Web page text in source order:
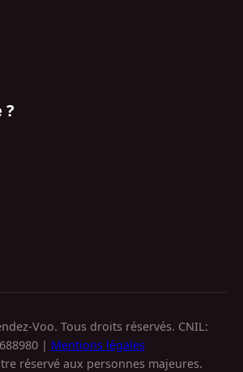
?
Voo. Tous droits réservés. CNIL:
| Mentions légales
réservé aux personnes majeures.